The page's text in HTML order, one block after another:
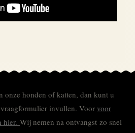
onze honden of katten, dan kunt u
invullen. Voor voor
hier. Wij nemen na ontvangst zo snel